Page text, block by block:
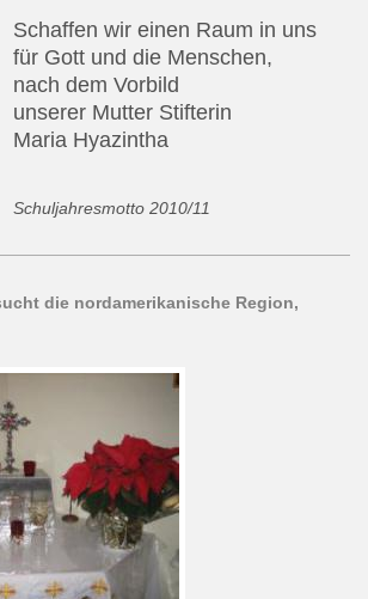
Schaffen wir einen Raum in uns
für Gott und die Menschen,
nach dem Vorbild
unserer Mutter Stifterin
Maria Hyazintha
Schuljahresmotto 2010/11
die nordamerikanische Region,